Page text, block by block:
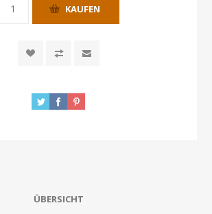
KAUFEN
ÜBERSICHT